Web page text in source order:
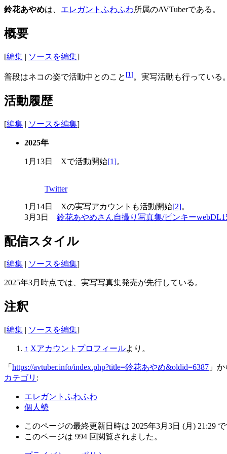
鈴花あやめは、 エレガントふわふわ所属のAVTuberである。
概要
[編集 | ソースを編集]
普段はネコの姿で活動中とのこと [1 ]。実写活動も行っている。
活動履歴
[編集 | ソースを編集]
2025年
1月13日 Xで活動開始[1]。
Twitter
1月14日 Xの実写アカウントも活動開始[2]。
3月3日 鈴花あやめさん自撮り写真集/ピンキー
配信スタイル
[編集 ソースを編集]
2025年3月時点では、実写写真集発売が先行している。
注釈
[編集 | ソースを編集]
↑ Xアカウントプロフィールより。
「 https://avtuber.info/index.php?title=鈴花あやめ&oldid=6387 」
カテゴリ :
エレガントふわふわ
個人勢
このページの最終更新日時は 2025年3月3日 (月) 21:29 で
このページは 994 回閲覧されました。